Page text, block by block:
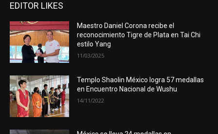
EDITOR LIKES
Maestro Daniel Corona recibe el
reconocimiento Tigre de Plata en Tai Chi
estilo Yang
11/03/2025
Templo Shaolin México logra 57 medallas
en Encuentro Nacional de Wushu
14/11/2022